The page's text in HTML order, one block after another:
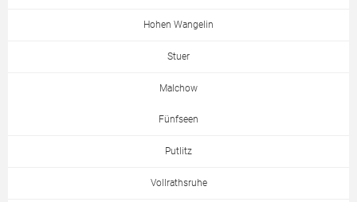
Hohen Wangelin
Stuer
Malchow
Fünfseen
Putlitz
Vollrathsruhe